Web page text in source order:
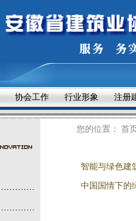
协会工作 行业形象 注册
您的位置： 首
智能与绿色建
中国国情下的